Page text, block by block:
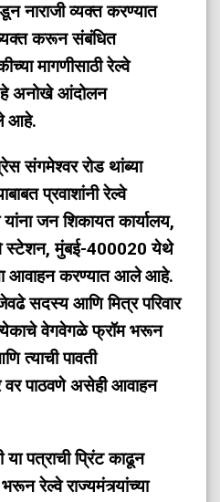
नाराजी व्यक्त करण्यात
करून संबंधित
मागणीसाठी रेल्वे
हे अनोखे आंदोलन
आहे.
संगमेश्वर रोड थांब्या
प्रवाशांनी रेल्वे
यांना जन शिकायत कार्यालय,
स्टेशन, मुंबई-400020 येथे
आवाहन करण्यात आले आहे.
सदस्य आणि मित्र परिवार
वेगवेगळे फ्रॉम भरून
त्याची पावती
पाठवणे असेही आवाहन
या पत्राची प्रिंट काढून
रेल्वे राज्यमंत्र्यांच्या